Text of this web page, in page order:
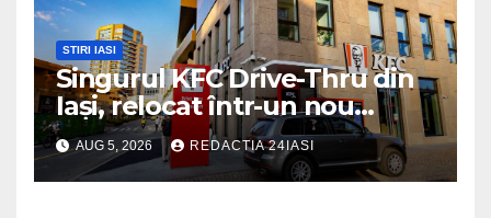
STIRI IASI
Singurul KFC Drive-Thru din
Iași, relocat într-un nou
spaţiu din Palas, cu peste
400 mp la interior și servicii
disponibile non-stop
AUG 5, 2026 REDACTIA 24IASI